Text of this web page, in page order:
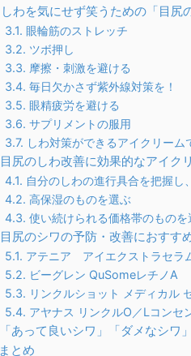
しわを気にせず笑うための「目尻
眼輪筋のストレッチ
ツボ押し
摩擦・刺激を避ける
毎日欠かさず紫外線対策を！
眼精疲労を避ける
サプリメントの服用
しわ対策ができるアイクリーム
目尻のしわ改善に効果的なアイク
自分のしわの進行具合を把握し
高保湿のものを選ぶ
使い続けられる価格帯のものを
目尻のシワの予防・改善におすす
アテニア アイエクストラセラ
ビーグレン QuSomeレチノA
リンクルショット メディカル
アヤナス リンクルO／Lコンセ
「あって良いシワ」「ダメなシワ
まとめ